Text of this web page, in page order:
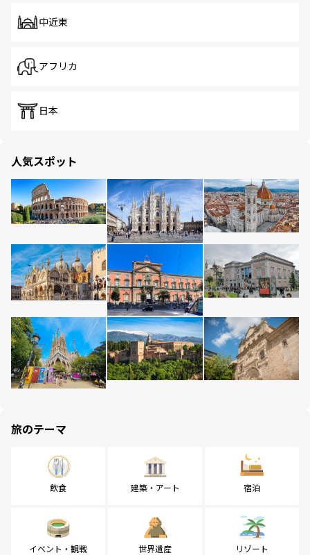
中近東
アフリカ
日本
人気スポット
旅のテーマ
飲食 建築・アート 宿泊
イベント・観戦 世界遺産 リゾート